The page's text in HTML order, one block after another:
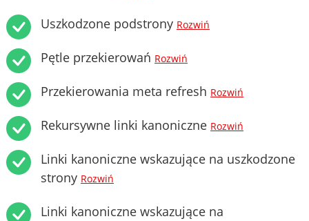
Uszkodzone podstrony Rozwiń
Pętle przekierowań Rozwiń
Przekierowania meta refresh Rozwiń
Rekursywne linki kanoniczne Rozwiń
Linki kanoniczne wskazujące na uszkodzone
strony Rozwiń
Linki kanoniczne wskazujące na